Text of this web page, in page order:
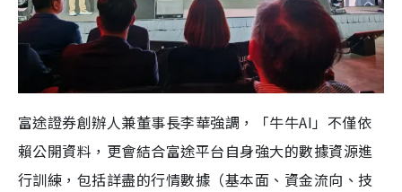
富途證券創辦人兼董事長李華強調，「牛牛AI」不僅依
賴公開資料，更會結合富途平台自身強大的數據資源進
行訓練，包括詳盡的行情數據（基本面、資金流向、技